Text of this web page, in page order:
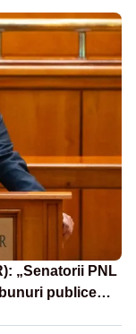
„Senatorii PNL
publice
Pfizer!”